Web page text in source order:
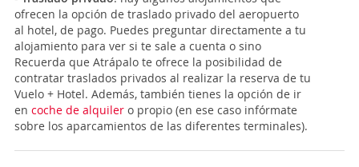
ofrecen la opción de traslado privado del aeropuerto
al hotel, de pago. Puedes preguntar directamente a tu
alojamiento para ver si te sale a cuenta o sino
Recuerda que Atrápalo te ofrece la posibilidad de
contratar traslados privados al realizar la reserva de tu
Vuelo + Hotel. Además, también tienes la opción de ir
en coche de alquiler o propio (en ese caso infórmate
sobre los aparcamientos de las diferentes terminales).